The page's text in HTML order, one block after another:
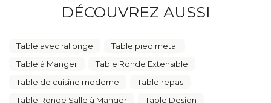
DÉCOUVREZ AUSSI
Table avec rallonge
Table pied metal
Table à Manger
Table Ronde Extensible
Table de cuisine moderne
Table repas
Table Ronde Salle à Manger
Table Design